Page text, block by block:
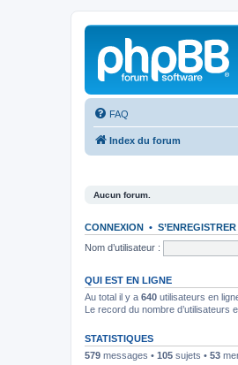
FAQ
Index du forum
Aucun forum.
CONNEXION • S’ENREGISTRER
Nom d’utilisateur :
QUI EST EN LIGNE
Au total il y a 640 utilisateurs en
Le record du nombre d’utilisateurs
STATISTIQUES
579 messages • 105 sujets • 53